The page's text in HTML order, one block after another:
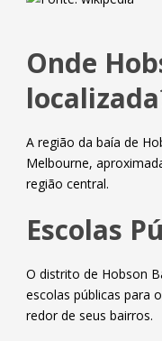
Onde
localizada
A região da baía de
Melbourne,
região central.
Escolas
O distrito de Hobson
escolas públicas para
redor de seus bairros.